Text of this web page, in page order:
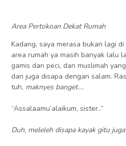
Area Pertokoan Dekat Rumah
Kadang, saya merasa bukan lagi
area rumah ya masih banyak lalu
gamis dan peci, dan muslimah
dan juga disapa dengan salam.
tuh, maknyes banget….
“Assalaamu’alaikum, sister..”
Duh, meleleh disapa kayak gitu juga